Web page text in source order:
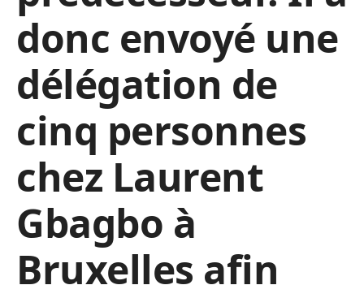
donc envoyé une
délégation de
cinq personnes
chez Laurent
Gbagbo à
Bruxelles afin